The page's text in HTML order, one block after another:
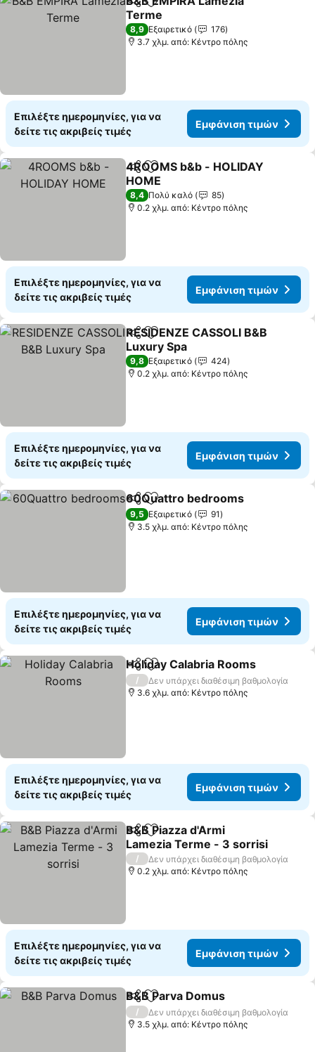
Κοινοποίηση
Προσθήκη στα αγαπημένα
Terme
8,9 Εξαιρετικό
176
3.7 χλμ. από: Κέντρο πόλης
Επιλέξτε ημερομηνίες, για να
δείτε τις ακριβείς τιμές
Εμφάνιση τιμών
Κοινοποίηση
Προσθήκη στα αγαπημένα
4ROOMS b&b - HOLIDAY
HOME
8,4 Πολύ καλό
85
0.2 χλμ. από: Κέντρο πόλης
Επιλέξτε ημερομηνίες, για να
δείτε τις ακριβείς τιμές
Εμφάνιση τιμών
Κοινοποίηση
Προσθήκη στα αγαπημένα
RESIDENZE CASSOLI B&B
Luxury Spa
9,8 Εξαιρετικό
424
0.2 χλμ. από: Κέντρο πόλης
Επιλέξτε ημερομηνίες, για να
δείτε τις ακριβείς τιμές
Εμφάνιση τιμών
Κοινοποίηση
Προσθήκη στα αγαπημένα
60Quattro bedrooms
9,5 Εξαιρετικό
91
3.5 χλμ. από: Κέντρο πόλης
Επιλέξτε ημερομηνίες, για να
δείτε τις ακριβείς τιμές
Εμφάνιση τιμών
Κοινοποίηση
Προσθήκη στα αγαπημένα
Holiday Calabria Rooms
/
Δεν υπάρχει διαθέσιμη βαθμολογία
3.6 χλμ. από: Κέντρο πόλης
Επιλέξτε ημερομηνίες, για να
δείτε τις ακριβείς τιμές
Εμφάνιση τιμών
Κοινοποίηση
Προσθήκη στα αγαπημένα
B&B Piazza d'Armi
Lamezia Terme - 3 sorrisi
/
Δεν υπάρχει διαθέσιμη βαθμολογία
0.2 χλμ. από: Κέντρο πόλης
Επιλέξτε ημερομηνίες, για να
δείτε τις ακριβείς τιμές
Εμφάνιση τιμών
Κοινοποίηση
Προσθήκη στα αγαπημένα
B&B Parva Domus
/
Δεν υπάρχει διαθέσιμη βαθμολογία
3.5 χλμ. από: Κέντρο πόλης